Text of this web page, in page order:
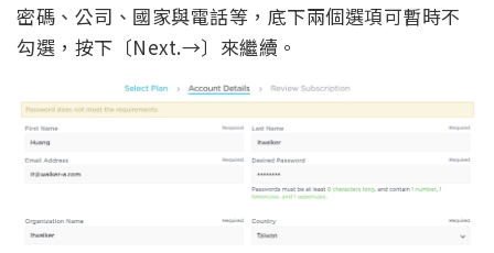
密碼、公司、國家與電話等，底下兩個選項可暫時不
勾選，按下〔Next.→〕來繼續。